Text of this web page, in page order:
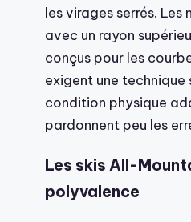
les virages serrés. Les
avec un rayon
conçus pour les
exigent une technique
condition physique
pardonnent peu les
Les skis All-
polyvalence